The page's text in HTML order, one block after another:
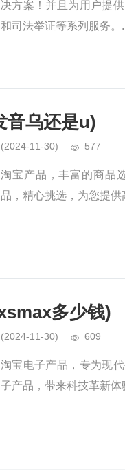
决方案！并且为用户提
和司法举证等系列服务。
音乌还是u)
(2024-11-30) 577
淘宝产品，丰富的商品
品，精心挑选，为您提
多少钱)
(2024-11-30) 609
淘宝电子产品，专为现
子产品，带来科技革新